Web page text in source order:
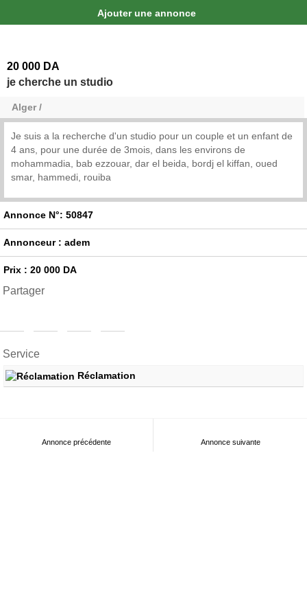
Ajouter une annonce
20 000 DA
je cherche un studio
Alger /
Je suis a la recherche d'un studio pour un couple et un enfant de
4 ans, pour une durée de 3mois, dans les environs de
mohammadia, bab ezzouar, dar el beida, bordj el kiffan, oued
smar, hammedi, rouiba
Annonce N°: 50847
Annonceur : adem
Prix : 20 000 DA
Partager
Service
Réclamation
Annonce précédente Annonce suivante